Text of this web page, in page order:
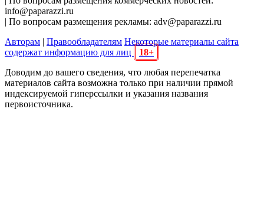
info@paparazzi.ru
| По вопросам размещения рекламы: adv@paparazzi.ru
Авторам | Правообладателям Некоторые материалы сайта
содержат информацию для лиц
18+
Доводим до вашего сведения, что любая перепечатка
материалов сайта возможна только при наличии прямой
индексируемой гиперссылки и указания названия
первоисточника.